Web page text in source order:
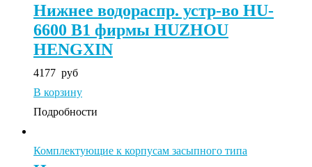
Нижнее водораспр. устр-во HU-
6600 B1 фирмы HUZHOU
HENGXIN
4177 руб
В корзину
Подробности
Комплектующие к корпусам засыпного типа